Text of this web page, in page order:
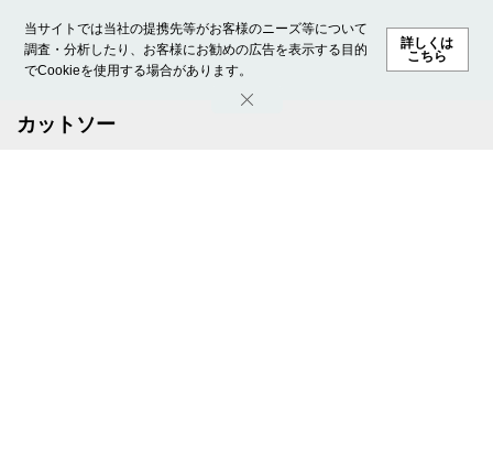
当サイトでは当社の提携先等がお客様のニーズ等について
調査・分析したり、お客様にお勧めの広告を表示する目的
でCookieを使用する場合があります。
詳しくは
こちら
ホーム モデル募集 ランキング ファッション ビューテ
カットソー